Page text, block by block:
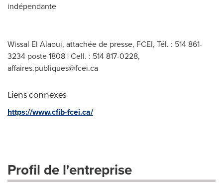
indépendante
Wissal El Alaoui, attachée de presse, FCEI, Tél. : 514 861-
3234 poste 1808 | Cell. : 514 817-0228,
affaires.publiques@fcei.ca
Liens connexes
https://www.cfib-fcei.ca/
Profil de l'entreprise